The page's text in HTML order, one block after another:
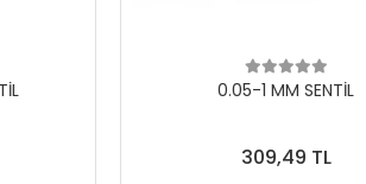
0.05-1 MM SENTİL
309,49 TL